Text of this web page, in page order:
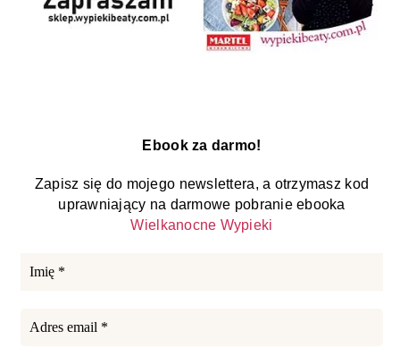
Ebook za darmo!
Zapisz się do mojego newslettera, a otrzymasz kod
uprawniający na darmowe pobranie ebooka
Wielkanocne Wypieki